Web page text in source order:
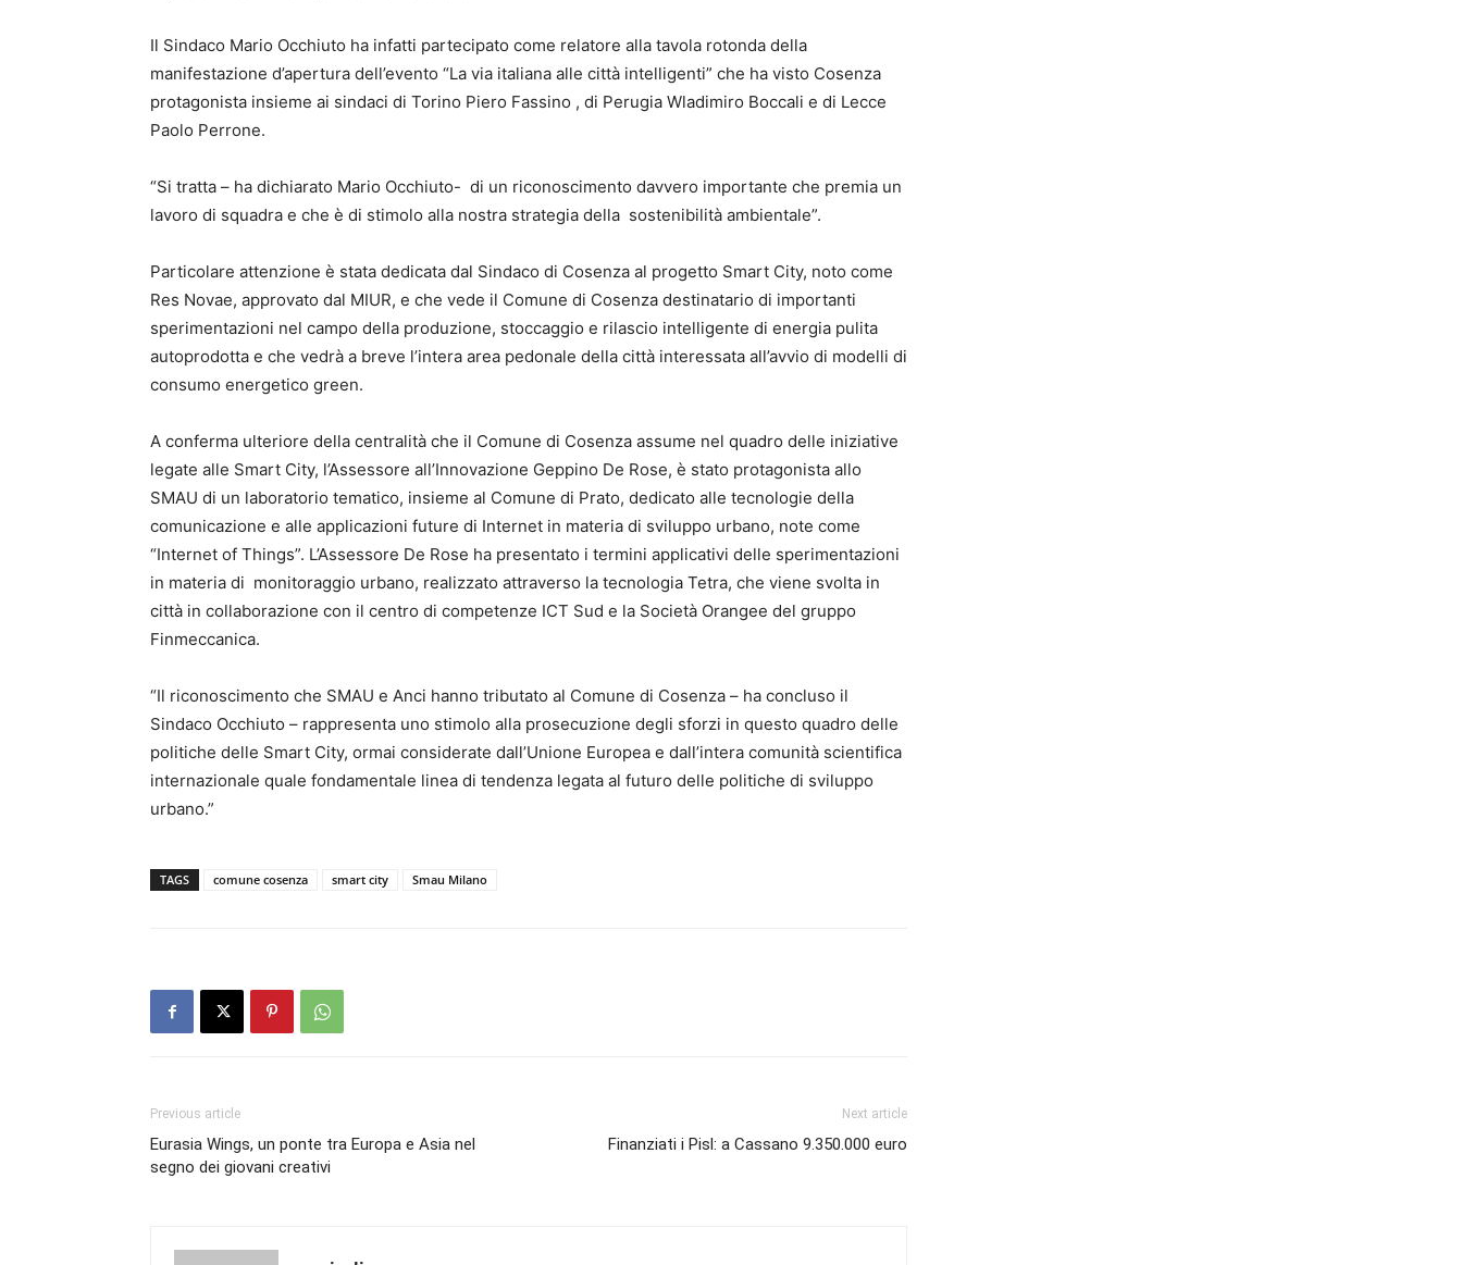
Il Sindaco Mario Occhiuto ha infatti partecipato come relatore alla tavola rotonda della
manifestazione d’apertura dell’evento “La via italiana alle città intelligenti” che ha visto Cosenza
protagonista insieme ai sindaci di Torino Piero Fassino , di Perugia Wladimiro Boccali e di Lecce
Paolo Perrone.
“Si tratta – ha dichiarato Mario Occhiuto- di un riconoscimento davvero importante che premia un
lavoro di squadra e che è di stimolo alla nostra strategia della sostenibilità ambientale”.
Particolare attenzione è stata dedicata dal Sindaco di Cosenza al progetto Smart City, noto come
Res Novae, approvato dal MIUR, e che vede il Comune di Cosenza destinatario di importanti
sperimentazioni nel campo della produzione, stoccaggio e rilascio intelligente di energia pulita
autoprodotta e che vedrà a breve l’intera area pedonale della città interessata all’avvio di modelli di
consumo energetico green.
A conferma ulteriore della centralità che il Comune di Cosenza assume nel quadro delle iniziative
legate alle Smart City, l’Assessore all’Innovazione Geppino De Rose, è stato protagonista allo
SMAU di un laboratorio tematico, insieme al Comune di Prato, dedicato alle tecnologie della
comunicazione e alle applicazioni future di Internet in materia di sviluppo urbano, note come
“Internet of Things”. L’Assessore De Rose ha presentato i termini applicativi delle sperimentazioni
in materia di monitoraggio urbano, realizzato attraverso la tecnologia Tetra, che viene svolta in
città in collaborazione con il centro di competenze ICT Sud e la Società Orangee del gruppo
Finmeccanica.
“Il riconoscimento che SMAU e Anci hanno tributato al Comune di Cosenza – ha concluso il
Sindaco Occhiuto – rappresenta uno stimolo alla prosecuzione degli sforzi in questo quadro delle
politiche delle Smart City, ormai considerate dall’Unione Europea e dall’intera comunità scientifica
internazionale quale fondamentale linea di tendenza legata al futuro delle politiche di sviluppo
urbano.”
TAGS comune cosenza smart city Smau Milano
Previous article
Eurasia Wings, un ponte tra Europa e Asia nel
segno dei giovani creativi
Next article
Finanziati i Pisl: a Cassano 9.350.000 euro